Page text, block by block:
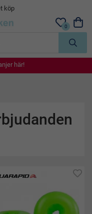
köp
0
här!
här!
här!